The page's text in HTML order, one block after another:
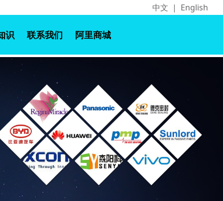
中文 | English
识 联系我们 阿里商城